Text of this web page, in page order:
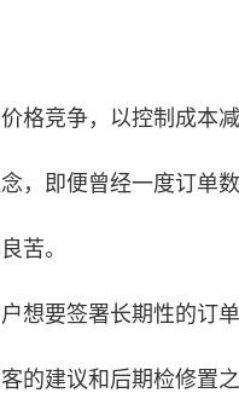
格竞争，以控制成本
，即便曾经一度订单
苦。
想要签署长期性的订
的建议和后期检修置